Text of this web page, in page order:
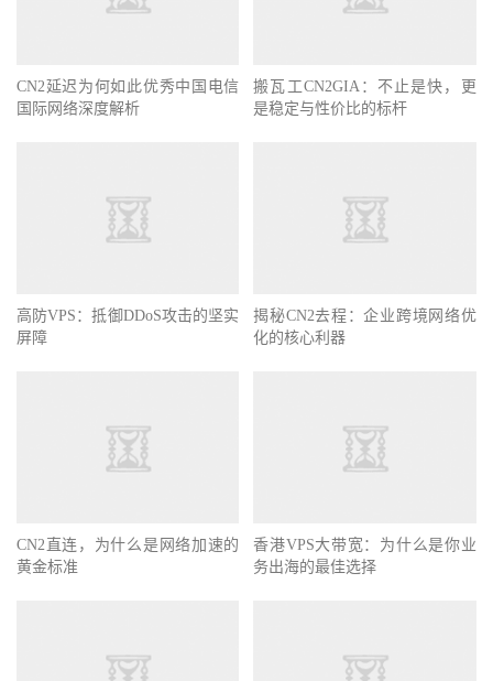
CN2延迟为何如此优秀中国电信
国际网络深度解析
搬瓦工CN2GIA：不止是快，更
是稳定与性价比的标杆
高防VPS：抵御DDoS攻击的坚实
屏障
揭秘CN2去程：企业跨境网络优
化的核心利器
CN2直连，为什么是网络加速的
黄金标准
香港VPS大带宽：为什么是你业
务出海的最佳选择